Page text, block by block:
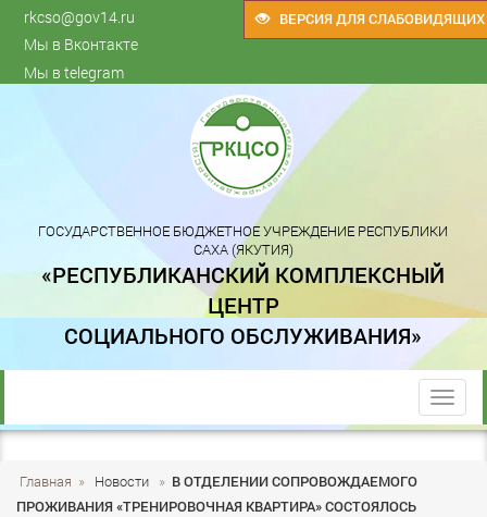
ВЕРСИЯ ДЛЯ СЛАБОВИДЯЩИХ
rkcso@gov14.ru
Мы в Вконтакте
Мы в telegram
ГОСУДАРСТВЕННОЕ БЮДЖЕТНОЕ УЧРЕЖДЕНИЕ РЕСПУБЛИКИ
САХА (ЯКУТИЯ)
«РЕСПУБЛИКАНСКИЙ КОМПЛЕКСНЫЙ
ЦЕНТР
СОЦИАЛЬНОГО ОБСЛУЖИВАНИЯ»
trk
Главная » Новости » В ОТДЕЛЕНИИ СОПРОВОЖДАЕМОГО
ПРОЖИВАНИЯ «ТРЕНИРОВОЧНАЯ КВАРТИРА» СОСТОЯЛОСЬ